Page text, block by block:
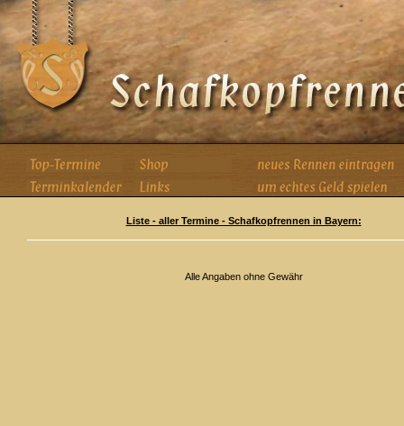
Liste - aller Termine - Schafkopfrennen in Bayern:
Alle Angaben ohne Gewähr